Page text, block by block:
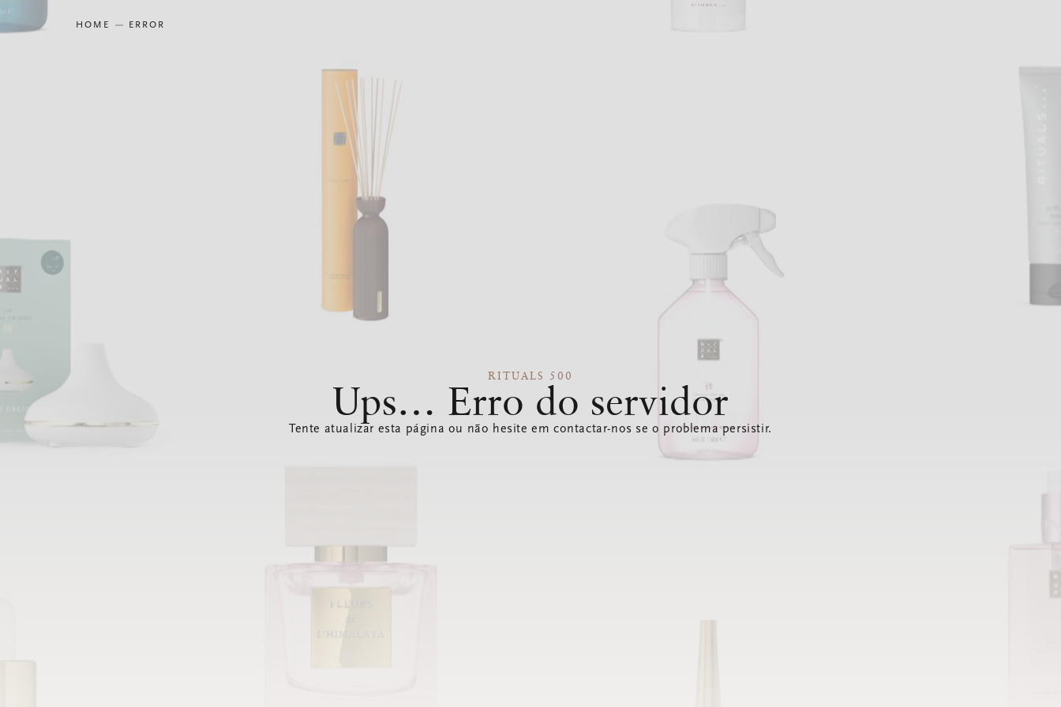
HOME ERROR
RITUALS 500
Ups… Erro do servidor
Tente atualizar esta página ou não hesite em contactar-nos se o problema persistir.